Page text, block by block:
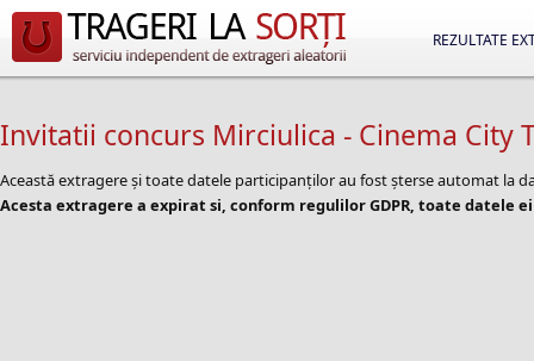
REZULTATE
Invitatii concurs Mirciulica - Cinema City
Această extragere și toate datele participanților au fost șterse automat la
Acesta extragere a expirat si, conform regulilor GDPR, toate datele